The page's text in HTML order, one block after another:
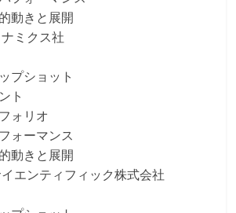
動きと展開
ミクス社
プショット
ト
ォリオ
ォーマンス
動きと展開
エンティフィック株式会社